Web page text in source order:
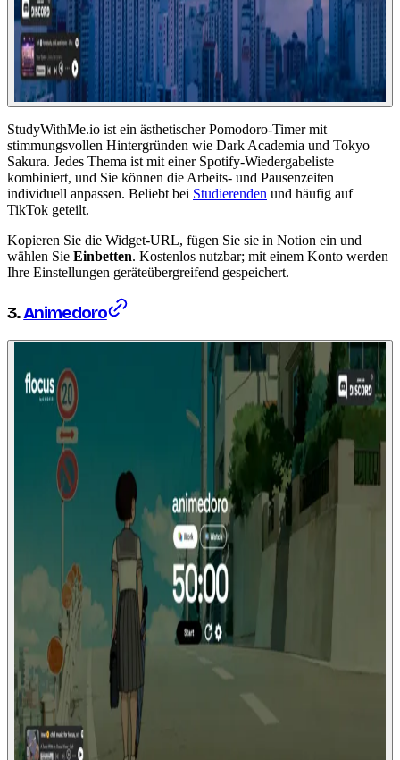
StudyWithMe.io ist ein ästhetischer Pomodoro-Timer mit
stimmungsvollen Hintergründen wie Dark Academia und Tokyo
Sakura. Jedes Thema ist mit einer Spotify-Wiedergabeliste
kombiniert, und Sie können die Arbeits- und Pausenzeiten
individuell anpassen. Beliebt bei Studierenden und häufig auf
TikTok geteilt.
Kopieren Sie die Widget-URL, fügen Sie sie in Notion ein und
wählen Sie Einbetten. Kostenlos nutzbar; mit einem Konto werden
Ihre Einstellungen geräteübergreifend gespeichert.
3.Animedoro